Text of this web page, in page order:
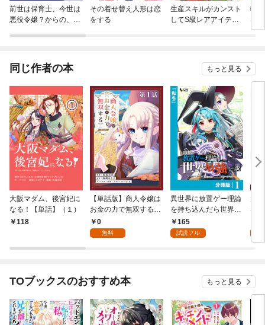
前世は保育士、今世は
悪役令嬢？からの、わ
その着せ替え人形は恋
をする
生産スキルがカンスト
してS級レアアイテム
転
な
と
同じ作者の本 もっと見る
大阪マダム、後宮妃に
なる！【単話】（１）
118
【単話版】商人令嬢は
お金の力で無双する@
COMIC 第1話
0
無料
異世界に放置ゲー理論
を持ち込んだら世界最
強になれる説【分冊
版】1
165
試読フル
な
TOブックスのおすすめ本 もっと見る